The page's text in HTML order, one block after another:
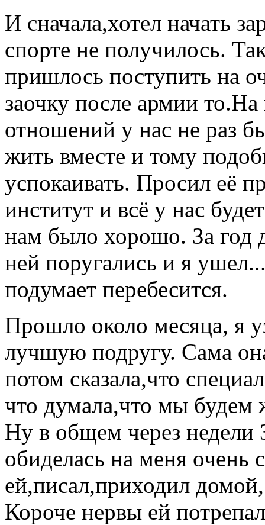
И сначала,хотел начать
спорте не получилось.
пришлось поступить на
заочку после армии
отношений у нас не раз
жить вместе и тому
успокаивать. Просил её
институт и всё у нас
нам было хорошо. За год
ней поругались и я
подумает перебесится.
Прошло около месяца, я
лучшую подругу. Сама
потом сказала,что
что думала,что мы будем
Ну в общем через недели
обиделась на меня очень
ей,писал,приходил
Короче нервы ей